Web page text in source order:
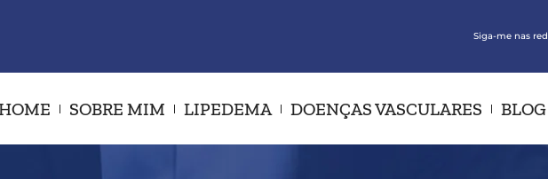
Siga-me nas
SOBRE MIM LIPEDEMA DOENÇAS VASCULARES BLOG